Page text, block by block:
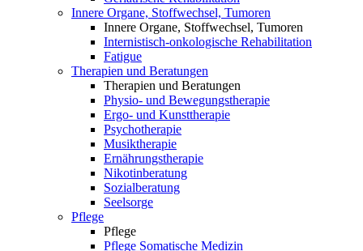
Innere Organe, Stoffwechsel, Tumoren
Innere Organe, Stoffwechsel, Tumoren
Internistisch-onkologische Rehabilitation
Fatigue
Therapien und Beratungen
Therapien und Beratungen
Physio- und Bewegungstherapie
Ergo- und Kunsttherapie
Psychotherapie
Musiktherapie
Ernährungstherapie
Nikotinberatung
Sozialberatung
Seelsorge
Pflege
Pflege
Pflege Somatische Medizin